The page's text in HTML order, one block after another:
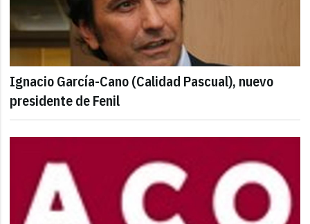
Ignacio García-Cano (Calidad Pascual), nuevo
presidente de Fenil